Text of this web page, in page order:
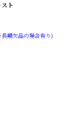
ト
期欠品の場合有り)